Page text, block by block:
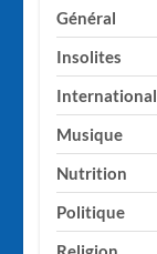
Général
Insolites
International
Musique
Nutrition
Politique